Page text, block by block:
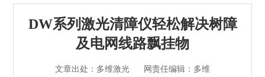
光纤激光切割机
激光焊接清洗机
DW系列激光清障仪轻松解决树障
及电网线路飘挂物
文章出处：多维激光
网责任编辑：多维